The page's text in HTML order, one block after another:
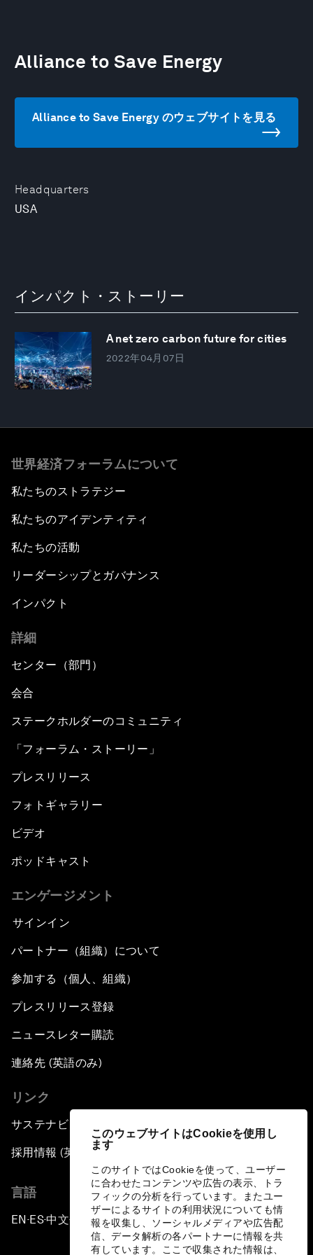
このウェブサイトはCookieを使用し
ます
このサイトではCookieを使って、ユーザー
に合わせたコンテンツや広告の表示、トラ
フィックの分析を行っています。またユー
ザーによるサイトの利用状況についても情
報を収集し、ソーシャルメディアや広告配
信、データ解析の各パートナーに情報を共
有しています。ここで収集された情報は、
Headquarters
USA
Alliance to Save Energy
Alliance to Save Energy のウェブサイトを見る
インパクト・ストーリー
A net zero carbon future for cities
2022年04月07日
世界経済フォーラムについて
私たちのストラテジー
私たちのアイデンティティ
私たちの活動
リーダーシップとガバナンス
インパクト
詳細
センター（部門）
会合
ステークホルダーのコミュニティ
「フォーラム・ストーリー」
プレスリリース
フォトギャラリー
ビデオ
ポッドキャスト
エンゲージメント
サインイン
パートナー（組織）について
参加する（個人、組織）
プレスリリース登録
ニュースレター購読
連絡先 (英語のみ)
リンク
サステナビリティへの取り組み
採用情報 (英語のみ)
言語
EN ▪ES▪中文▪ 日本語